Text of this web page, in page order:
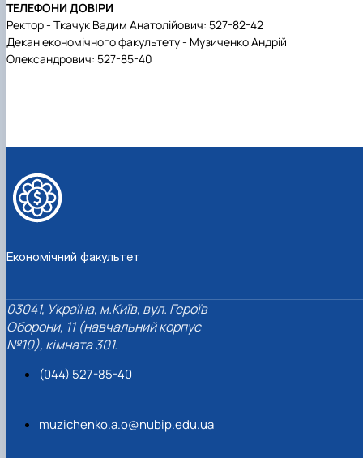
ТЕЛЕФОНИ ДОВІРИ
Ректор - Ткачук Вадим Анатолійович: 527-82-42
Декан економічного факультету - Музиченко Андрій
Олександрович: 527-85-40
Економічний факультет
03041, Україна, м.Київ, вул. Героїв
Оборони, 11 (навчальний корпус
№10), кімната 301.
(044) 527-85-40
muzichenko.a.o@nubip.edu.ua